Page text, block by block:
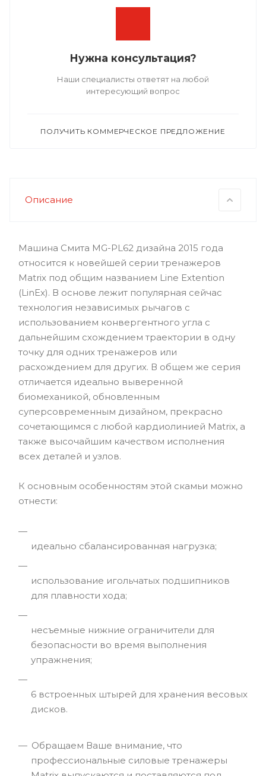
Нужна консультация?
Наши специалисты ответят на любой
интересующий вопрос
ПОЛУЧИТЬ КОММЕРЧЕСКОЕ ПРЕДЛОЖЕНИЕ
Описание
Машина Смита MG-PL62 дизайна 2015 года
относится к новейшей серии тренажеров
Matrix под общим названием Line Extention
(LinEx). В основе лежит популярная сейчас
технология независимых рычагов с
использованием конвергентного угла с
дальнейшим схождением траектории в одну
точку для одних тренажеров или
расхождением для других. В общем же серия
отличается идеально выверенной
биомеханикой, обновленным
суперсовременным дизайном, прекрасно
сочетающимся с любой кардиолинией Matrix, а
также высочайшим качеством исполнения
всех деталей и узлов.
К основным особенностям этой скамьи можно
отнести:
идеально сбалансированная нагрузка;
использование игольчатых подшипников
для плавности хода;
несъемные нижние ограничители для
безопасности во время выполнения
упражнения;
6 встроенных штырей для хранения весовых
дисков.
Обращаем Ваше внимание, что
профессиональные силовые тренажеры